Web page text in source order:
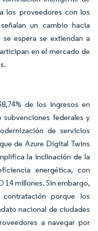
los proveedores con los
un cambio hacia
espera se extiendan a
en el mercado de
de los ingresos en
federales y
de servicios
de Azure Digital Twins
la inclinación de la
energética, con
14 millones. Sin embargo,
porque los
nacional de ciudades
a navegar por